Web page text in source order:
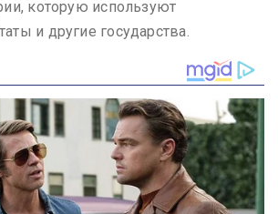
которую используют
и другие государства.